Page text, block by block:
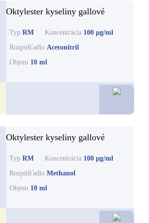
Oktylester kyseliny gallové
Typ RM Koncentrácia 100 µg/ml
Rozpúšťadlo Acetonitril
Objem 10 ml
Oktylester kyseliny gallové
Typ RM Koncentrácia 100 µg/ml
Rozpúšťadlo Methanol
Objem 10 ml